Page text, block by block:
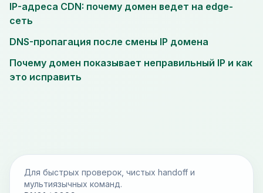
IP-адреса CDN: почему домен ведет на edge-
сеть
DNS-пропагация после смены IP домена
Почему домен показывает неправильный IP и как
это исправить
Для быстрых проверок, чистых handoff и
мультиязычных команд.